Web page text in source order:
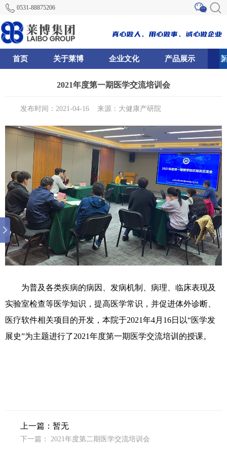
0531-88875206
首页 关于莱博 企业文化 产品展示
2021年度第一期医学交流培训会
发布时间：2021-04-16 来源：大健康产研院
为普及各类疾病的病因、发病机制、病理、临床表现及
实验室检查等医学知识，提高医学常识，并促进体外诊断、
医疗软件相关项目的开发，本院于2021年4月16日以“医学发
展史”为主题进行了2021年度第一期医学交流培训的授课。
上一篇：暂无
下一篇： 2021年度第二期医学交流培训会